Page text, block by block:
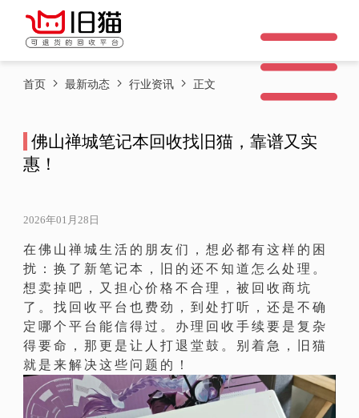
首页 最新动态 行业资讯 正文
佛山禅城笔记本回收找旧猫，靠谱又实
惠！
2026年01月28日
在佛山禅城生活的朋友们，想必都有这样的困
扰：换了新笔记本，旧的还不知道怎么处理。
想卖掉吧，又担心价格不合理，被回收商坑
了。找回收平台也费劲，到处打听，还是不确
定哪个平台能信得过。办理回收手续要是复杂
得要命，那更是让人打退堂鼓。别着急，旧猫
就是来解决这些问题的！